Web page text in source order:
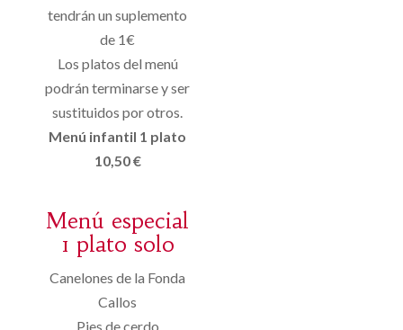
tendrán un suplemento
de 1€
Los platos del menú
podrán terminarse y ser
sustituidos por otros.
Menú infantil 1 plato
10,50 €
Menú especial
1 plato solo
Canelones de la Fonda
Callos
Pies de cerdo